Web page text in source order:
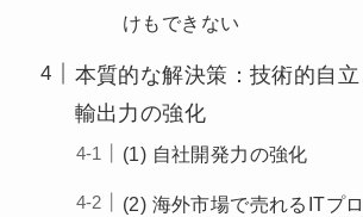
けもできない
本質的な解決策：技術的自立
輸出力の強化
(1) 自社開発力の強化
(2) 海外市場で売れるITプ